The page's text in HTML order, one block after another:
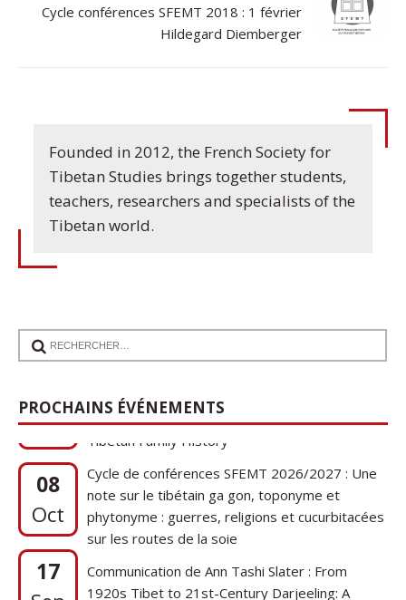
Cycle conférences SFEMT 2018 : 1 février
Hildegard Diemberger
Founded in 2012, the French Society for
Tibetan Studies brings together students,
teachers, researchers and specialists of the
Tibetan world.
PROCHAINS ÉVÉNEMENTS
Sep
1920s Tibet to 21st-Century Darjeeling: A
Tibetan Family History
08
Oct
Cycle de conférences SFEMT 2026/2027 : Une
note sur le tibétain ga gon, toponyme et
phytonyme : guerres, religions et cucurbitacées
sur les routes de la soie
17
Sep
1920s Tibet to 21st-Century Darjeeling: A